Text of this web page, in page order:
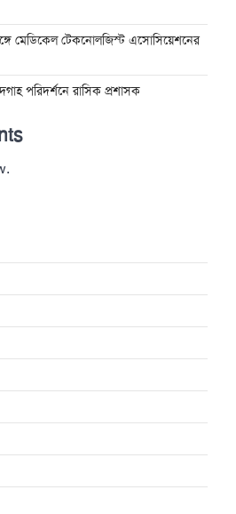
মেডিকেল টেকনোলজিস্ট এসোসিয়েশনের
পরিদর্শনে রাসিক প্রশাসক